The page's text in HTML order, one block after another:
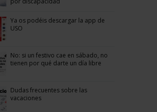
Ya os podéis descargar la app de
USO
No: si un festivo cae en sábado, no
tienen por qué darte un día libre
Dudas frecuentes sobre las
vacaciones